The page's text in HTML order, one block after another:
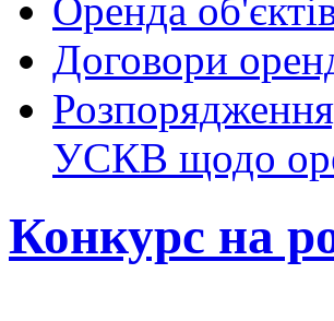
Оренда
Договори
УСКВ щодо
Конкурс на